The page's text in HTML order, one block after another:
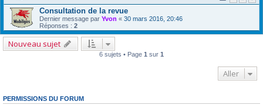
Consultation de la revue
Dernier message par Yvon « 30 mars 2016, 20:46
Réponses : 2
Nouveau sujet
6 sujets • Page 1 sur 1
Aller
PERMISSIONS DU FORUM